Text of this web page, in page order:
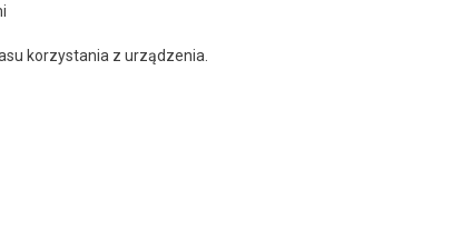
korzystania z urządzenia.